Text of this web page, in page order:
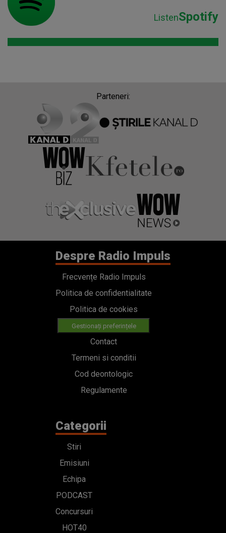
ListenSpotify
Parteneri:
Despre Radio Impuls
Frecvențe Radio Impuls
Politica de confidentialitate
Politica de cookies
Gestionați preferințele
Contact
Termeni si conditii
Cod deontologic
Regulamente
Categorii
Stiri
Emisiuni
Echipa
PODCAST
Concursuri
HOT40